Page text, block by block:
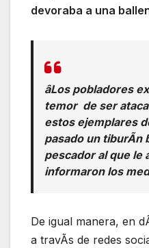
devoraba a una
âLos pobladores
temor de ser
estos ejemplares
pasado un tiburÃn
pescador al que le
informaron los
De igual manera, en
a travÃs de redes